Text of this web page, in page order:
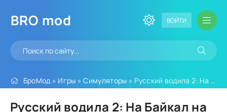
BRO mod ВОЙТИ
БроМод » Игры »Симуляторы » Русский водила 2: На Байкал
Русский водила 2: На Байкал на